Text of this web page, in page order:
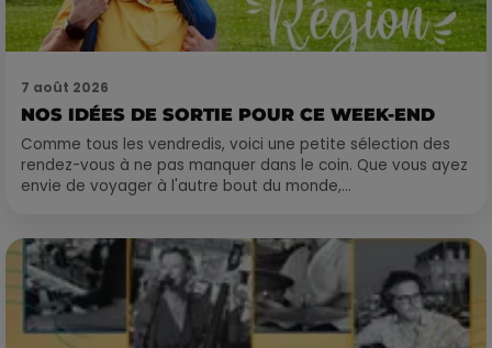
7 août 2026
NOS IDÉES DE SORTIE POUR CE WEEK-END
Comme tous les vendredis, voici une petite sélection des
rendez-vous à ne pas manquer dans le coin. Que vous ayez
envie de voyager à l'autre bout du monde,...